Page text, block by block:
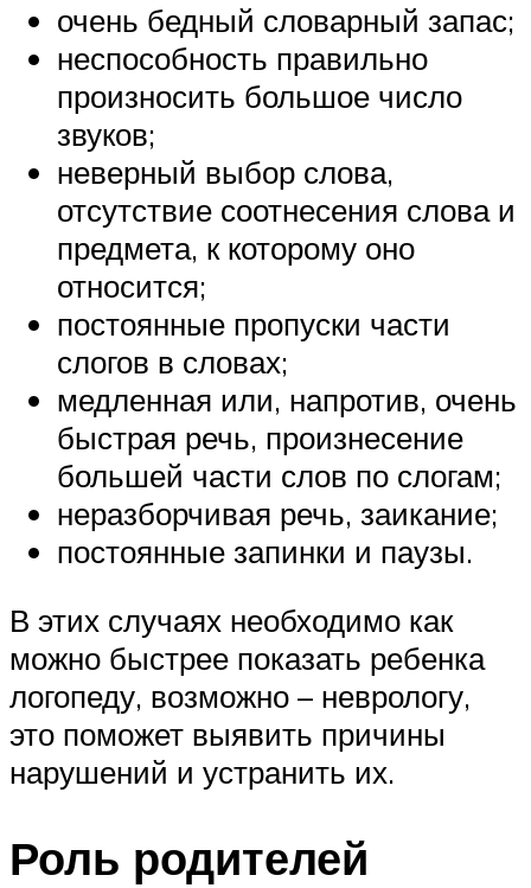
очень бедный словарный запас;
неспособность правильно
произносить большое число
звуков;
неверный выбор слова,
отсутствие соотнесения слова и
предмета, к которому оно
относится;
постоянные пропуски части
слогов в словах;
медленная или, напротив, очень
быстрая речь, произнесение
большей части слов по слогам;
неразборчивая речь, заикание;
постоянные запинки и паузы.
В этих случаях необходимо как
можно быстрее показать ребенка
логопеду, возможно – неврологу,
это поможет выявить причины
нарушений и устранить их.
Роль родителей